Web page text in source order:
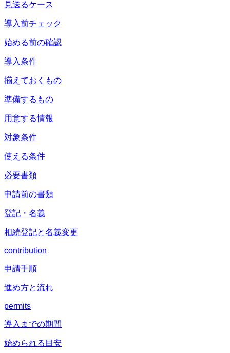
見送るケース
導入前チェック
始める前の確認
導入条件
揃えておくもの
準備するもの
用意する情報
対象条件
使える条件
必要書類
申請前の書類
登記・名義
相続登記と名義変更
contribution
申請手順
進め方と流れ
permits
導入までの期間
始められる目安